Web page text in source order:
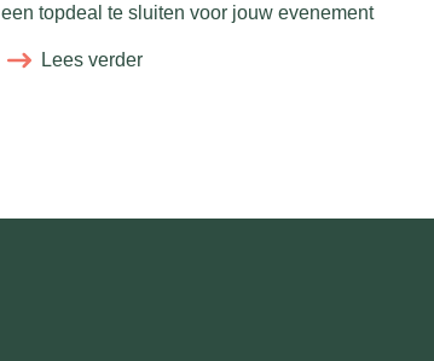
een topdeal te sluiten voor jouw evenement
Lees verder